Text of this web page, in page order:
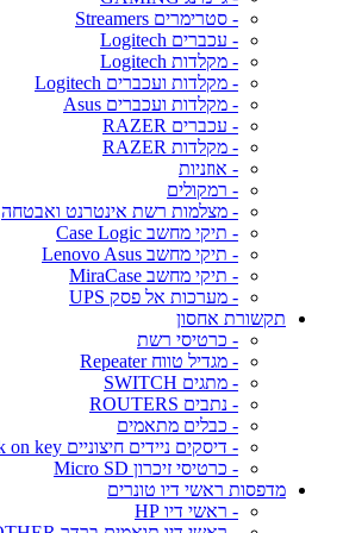
- סטרימרים Streamers
- עכברים Logitech
- מקלדות Logitech
- מקלדות ועכברים Logitech
- מקלדות ועכברים Asus
- עכברים RAZER
- מקלדות RAZER
- אוזניות
- רמקולים
- מצלמות רשת אינטרנט ואבטחה
- תיקי מחשב Case Logic
- תיקי מחשב Lenovo Asus
- תיקי מחשב MiraCase
- מערכות אל פסק UPS
תקשורת אחסון
- כרטיסי רשת
- מגדיל טווח Repeater
- מתגים SWITCH
- נתבים ROUTERS
- כבלים מתאמים
- דיסקים ניידים חיצוניים Disk on key
- כרטיסי זיכרון Micro SD
מדפסות ראשי דיו טונרים
- ראשי דיו HP